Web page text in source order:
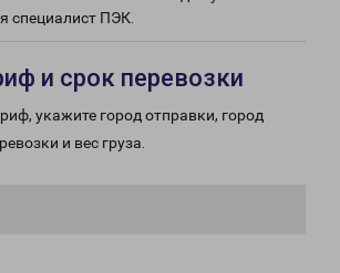
специалист ПЭК.
и срок перевозки
укажите город отправки, город
и вес груза.